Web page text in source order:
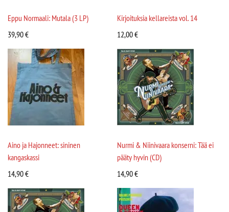
Eppu Normaali: Mutala (3 LP)
39,90€
Kirjoituksia kellareista vol. 14
12,00€
Aino ja Hajonneet: sininen
kangaskassi
14,90€
Nurmi & Niinivaara konserni: Tää ei
pääty hyvin (CD)
14,90€